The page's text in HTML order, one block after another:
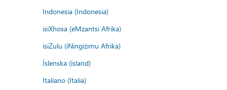
Indonesia (Indonesia)
isiXhosa (eMzantsi Afrika)
isiZulu (iNingizimu Afrika)
Íslenska (ísland)
Italiano (Italia)